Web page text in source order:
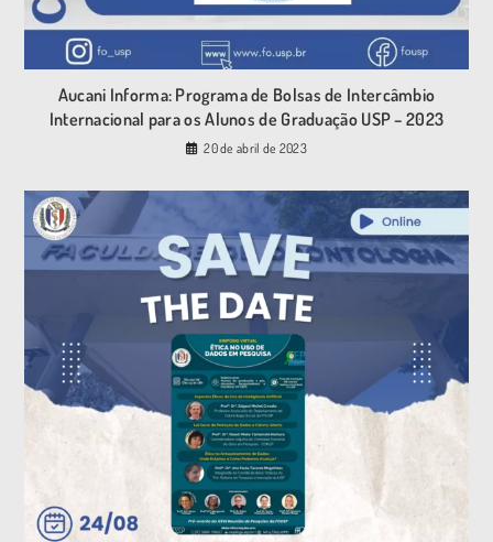
Aucani Informa: Programa de Bolsas de Intercâmbio
Internacional para os Alunos de Graduação USP – 2023
20 de abril de 2023